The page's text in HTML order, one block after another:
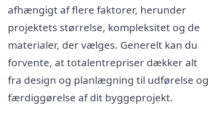
afhængigt af flere faktorer, herunder
projektets størrelse, kompleksitet og de
materialer, der vælges. Generelt kan du
forvente, at totalentrepriser dækker alt
fra design og planlægning til udførelse og
færdiggørelse af dit byggeprojekt.